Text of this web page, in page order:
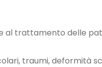
al trattamento delle
traumi, deformità